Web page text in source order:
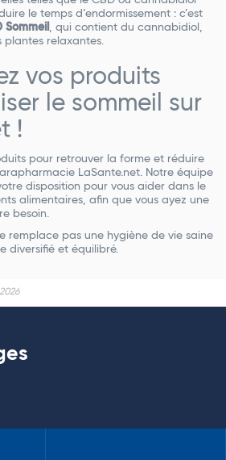
le temps d’endormissement : c’est
Sommeil , qui contient du cannabidiol,
plantes relaxantes.
vos produits
le sommeil sur
!
pour retrouver la forme et réduire
LaSante.net. Notre équipe
disposition pour vous aider dans le
alimentaires, afin que vous ayez une
besoin.
remplace pas une hygiène de vie saine
diversifié et équilibré.